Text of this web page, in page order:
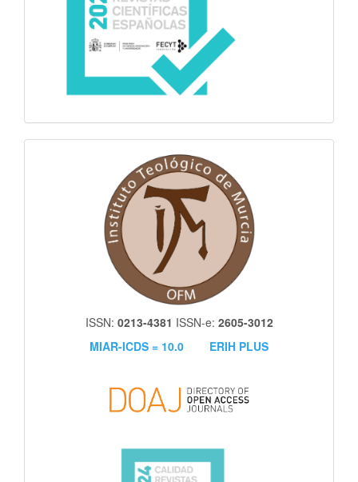
ISSN: 0213-4381 ISSN-e: 2605-3012
MIAR-ICDS = 10.0
ERIH PLUS